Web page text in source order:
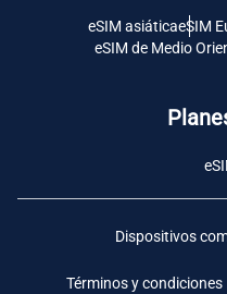
eSIM asiáticaeSIM
eSIM de Medio
Dispositivos
Términos y condiciones